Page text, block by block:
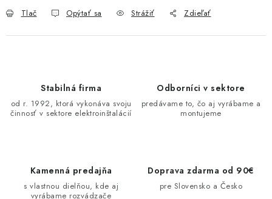
KARIÉRA
B2B SEKCIA
Tlač Opýtať sa Strážiť Zdieľať
Stabilná firma
od r. 1992, ktorá vykonáva svoju
činnosť v sektore elektroinštalácií
Odborníci v sektore
predávame to, čo aj vyrábame a
montujeme
Kamenná predajňa
s vlastnou dielňou, kde aj
vyrábame rozvádzače
Doprava zdarma od 90€
pre Slovensko a Česko